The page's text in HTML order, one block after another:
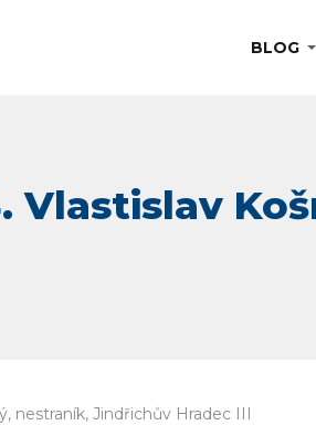
BLOG
nestraník, Jindřichův Hradec III